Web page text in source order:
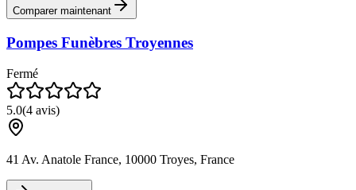
Comparer maintenant
Pompes Funèbres Troyennes
Fermé
5.0(4 avis)
41 Av. Anatole France, 10000 Troyes, France